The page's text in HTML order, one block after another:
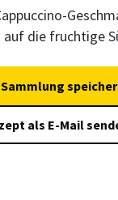
auf die fruchtige
als E-Mail